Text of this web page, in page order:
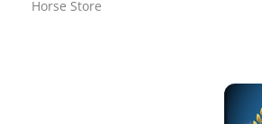
Horse Store